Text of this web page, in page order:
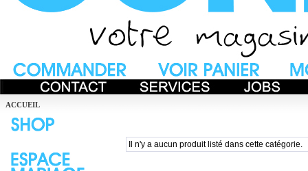
ACCUEIL
Il n'y a aucun produit listé dans cette catégorie.